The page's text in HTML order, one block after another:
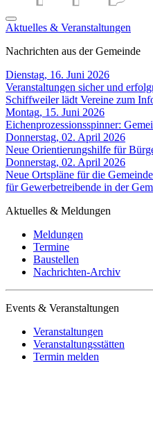
Aktuelles & Veranstaltungen
Nachrichten aus der Gemeinde
Dienstag, 16. Juni 2026
Veranstaltungen sicher und
Schiffweiler lädt Vereine zum
Montag, 15. Juni 2026
Eichenprozessionsspinner:
Donnerstag, 02. April 2026
Neue Orientierungshilfe für
Donnerstag, 02. April 2026
Neue Ortspläne für die
für Gewerbetreibende in der
Aktuelles & Meldungen
Meldungen
Termine
Baustellen
Nachrichten-Archiv
Events & Veranstaltungen
Veranstaltungen
Veranstaltungsstätten
Termin melden